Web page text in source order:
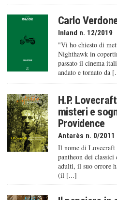
Carlo
Inland n. 12/2019
"Vi ho chiesto di
Nighthawk in
passato il cinema
andato e tornato da
H.P.
misteri e
Providence
Antarès n. 0/2011
Il nome di Lovecraft
pantheon dei
adulti, il suo orrore
(il [...]